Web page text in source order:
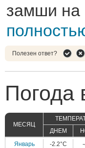
замши на
Полезен ответ?
Погода
МЕСЯЦ
ДНЕМ
Январь
-2.2°C